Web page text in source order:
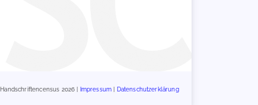
Handschriftencensus 2026 | Impressum Datenschutzerklärung